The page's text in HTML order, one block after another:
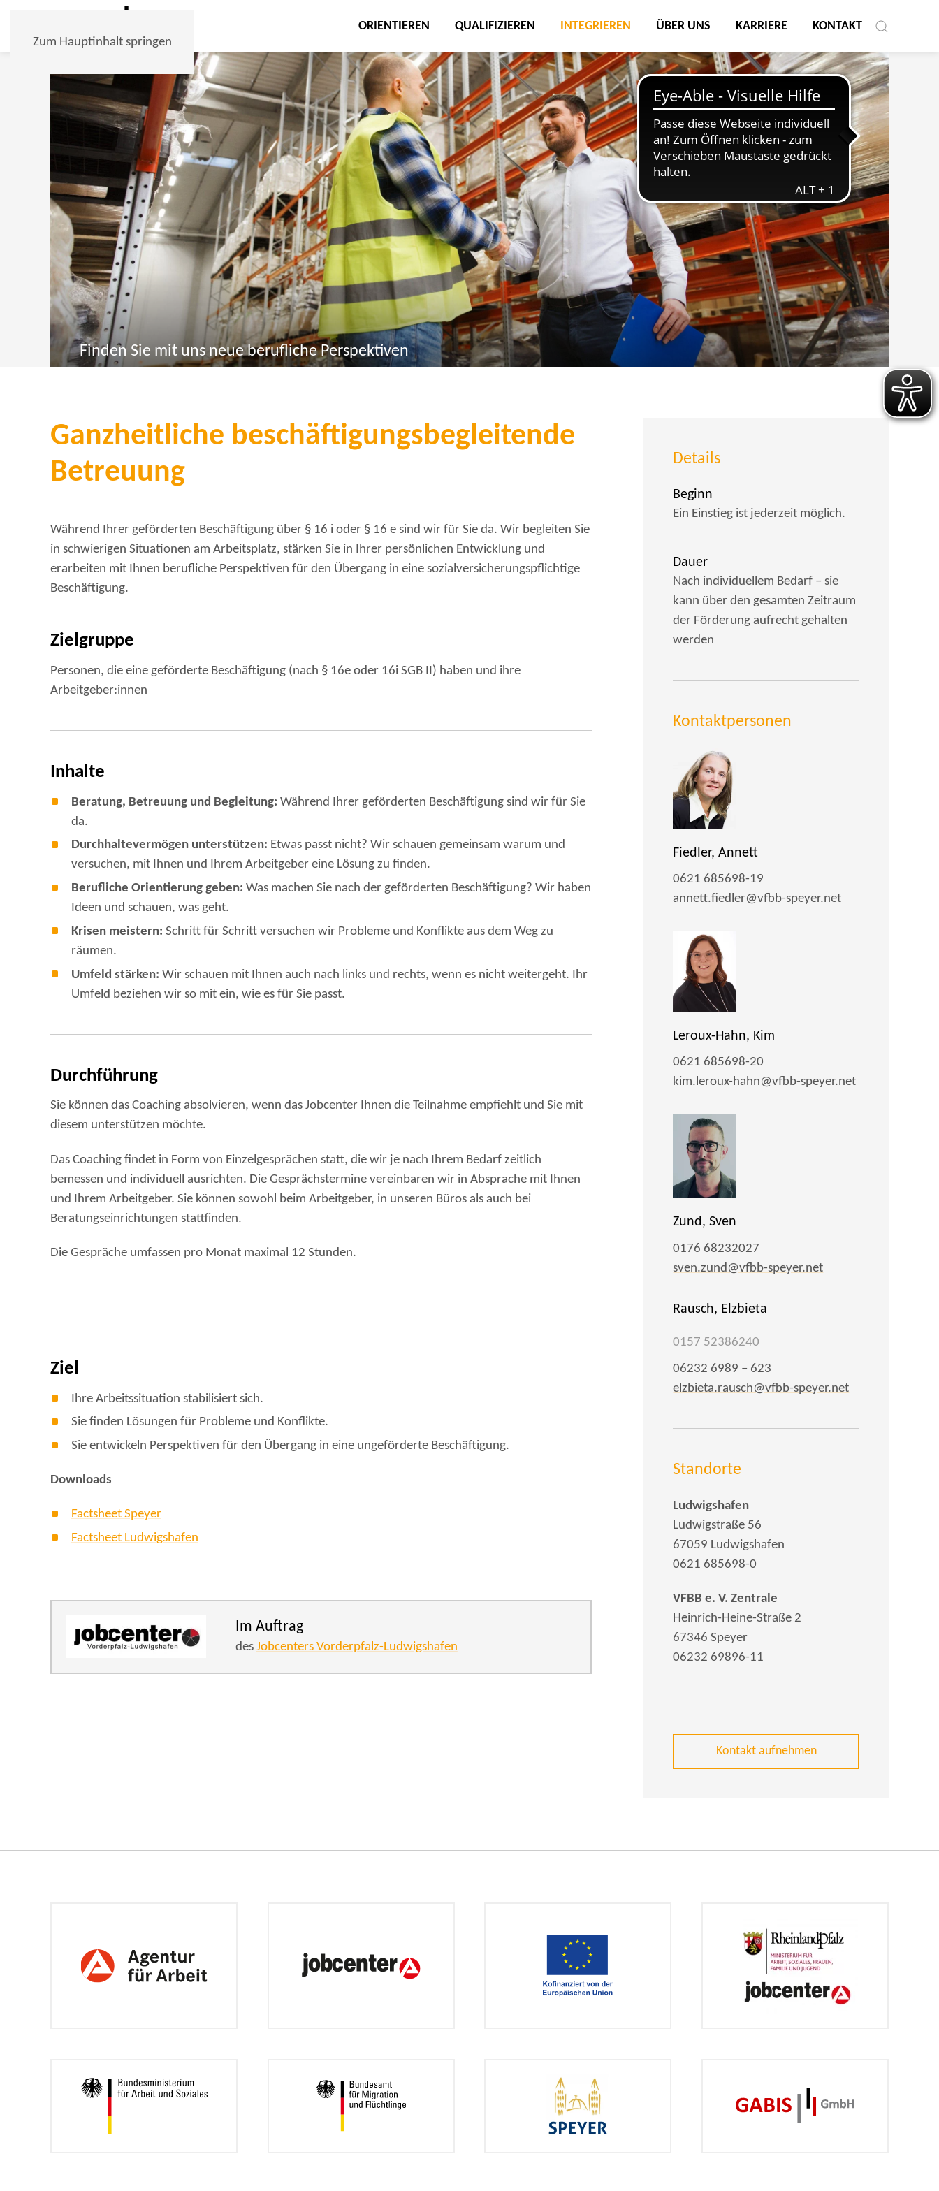
Zum Hauptinhalt springen
ORIENTIEREN QUALIFIZIEREN INTEGRIEREN ÜBER UNS KARRIERE KONTAKT
Finden Sie mit uns neue berufliche Perspektiven
Ganzheitliche beschäftigungsbegleitende
Betreuung
Während Ihrer geförderten Beschäftigung über § 16 i oder § 16 e sind wir für Sie da. Wir begleiten Sie
in schwierigen Situationen am Arbeitsplatz, stärken Sie in Ihrer persönlichen Entwicklung und
erarbeiten mit Ihnen berufliche Perspektiven für den Übergang in eine sozialversicherungspflichtige
Beschäftigung.
Zielgruppe
Personen, die eine geförderte Beschäftigung (nach § 16e oder 16i SGB II) haben und ihre
Arbeitgeber:innen
Inhalte
Beratung, Betreuung und Begleitung: Während Ihrer geförderten Beschäftigung sind wir für Sie
da.
Durchhaltevermögen unterstützen: Etwas passt nicht? Wir schauen gemeinsam warum und
versuchen, mit Ihnen und Ihrem Arbeitgeber eine Lösung zu finden.
Berufliche Orientierung geben: Was machen Sie nach der geförderten Beschäftigung? Wir haben
Ideen und schauen, was geht.
Krisen meistern: Schritt für Schritt versuchen wir Probleme und Konflikte aus dem Weg zu
räumen.
Umfeld stärken: Wir schauen mit Ihnen auch nach links und rechts, wenn es nicht weitergeht. Ihr
Umfeld beziehen wir so mit ein, wie es für Sie passt.
Durchführung
Sie können das Coaching absolvieren, wenn das Jobcenter Ihnen die Teilnahme empfiehlt und Sie mit
diesem unterstützen möchte.
Das Coaching findet in Form von Einzelgesprächen statt, die wir je nach Ihrem Bedarf zeitlich
bemessen und individuell ausrichten. Die Gesprächstermine vereinbaren wir in Absprache mit Ihnen
und Ihrem Arbeitgeber. Sie können sowohl beim Arbeitgeber, in unseren Büros als auch bei
Beratungseinrichtungen stattfinden.
Die Gespräche umfassen pro Monat maximal 12 Stunden.
Ziel
Ihre Arbeitssituation stabilisiert sich.
Sie finden Lösungen für Probleme und Konflikte.
Sie entwickeln Perspektiven für den Übergang in eine ungeförderte Beschäftigung.
Downloads
Factsheet Speyer
Factsheet Ludwigshafen
Im Auftrag
des Jobcenters Vorderpfalz-Ludwigshafen
Details
Beginn
Ein Einstieg ist jederzeit möglich.
Dauer
Nach individuellem Bedarf – sie
kann über den gesamten Zeitraum
der Förderung aufrecht gehalten
werden
Kontaktpersonen
Fiedler, Annett
0621 685698-19
annett.fiedler@vfbb-speyer.net
Leroux-Hahn, Kim
0621 685698-20
kim.leroux-hahn@vfbb-speyer.net
Zund, Sven
0176 68232027
sven.zund@vfbb-speyer.net
Rausch, Elzbieta
0157 52386240
06232 6989 – 623
elzbieta.rausch@vfbb-speyer.net
Standorte
Ludwigshafen
Ludwigstraße 56
67059 Ludwigshafen
0621 685698-0
VFBB e. V. Zentrale
Heinrich-Heine-Straße 2
67346 Speyer
06232 69896-11
Kontakt aufnehmen